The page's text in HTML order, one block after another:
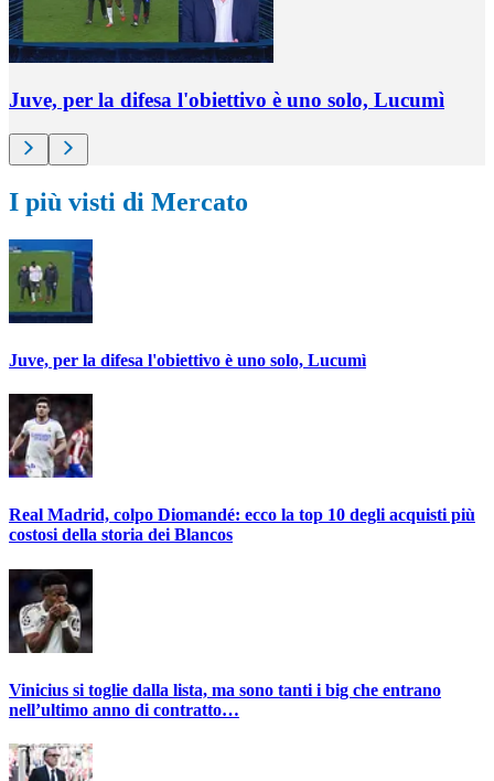
Juve, per la difesa l'obiettivo è uno solo, Lucumì
I più visti di Mercato
Juve, per la difesa l'obiettivo è uno solo, Lucumì
Real Madrid, colpo Diomandé: ecco la top 10 degli acquisti più
costosi della storia dei Blancos
Vinicius si toglie dalla lista, ma sono tanti i big che entrano
nell’ultimo anno di contratto…